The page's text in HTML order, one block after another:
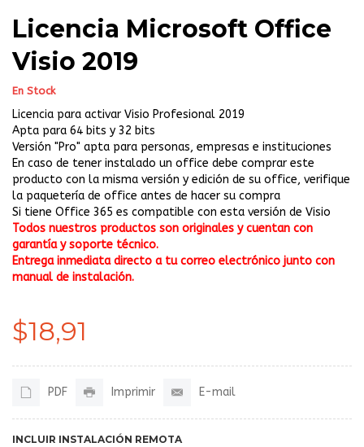
Licencia Microsoft Office
Visio 2019
En Stock
Licencia para activar Visio Profesional 2019
Apta para 64 bits y 32 bits
Versión "Pro" apta para personas, empresas e instituciones
En caso de tener instalado un office debe comprar este
producto con la misma versión y edición de su office, verifique
la paquetería de office antes de hacer su compra
Si tiene Office 365 es compatible con esta versión de Visio
Todos nuestros productos son originales y cuentan con
garantía y soporte técnico.
Entrega inmediata directo a tu correo electrónico junto con
manual de instalación.
$18,91
PDF Imprimir E-mail
INCLUIR INSTALACIÓN REMOTA